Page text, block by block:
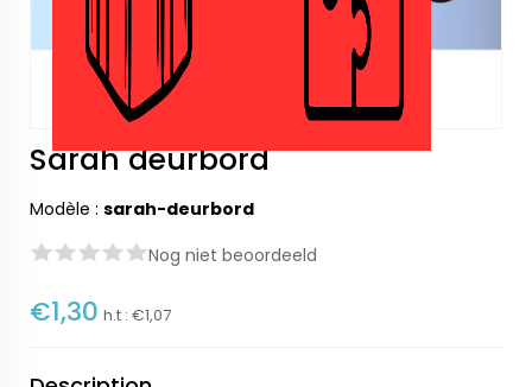
Sarah deurbord
Modèle : sarah-deurbord
Nog niet beoordeeld
€1,30 h.t : €1,07